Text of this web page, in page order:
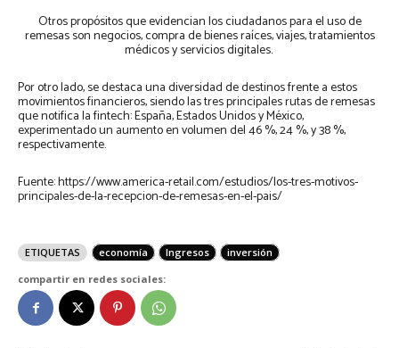
Otros propósitos que evidencian los ciudadanos para el uso de
remesas son negocios, compra de bienes raíces, viajes, tratamientos
médicos y servicios digitales.
Por otro lado, se destaca una diversidad de destinos frente a estos
movimientos financieros, siendo las tres principales rutas de remesas
que notifica la fintech: España, Estados Unidos y México,
experimentado un aumento en volumen del 46 %, 24 %, y 38 %,
respectivamente.
Fuente: https://www.america-retail.com/estudios/los-tres-motivos-
principales-de-la-recepcion-de-remesas-en-el-pais/
ETIQUETAS economía Ingresos
inversión
compartir en redes sociales: